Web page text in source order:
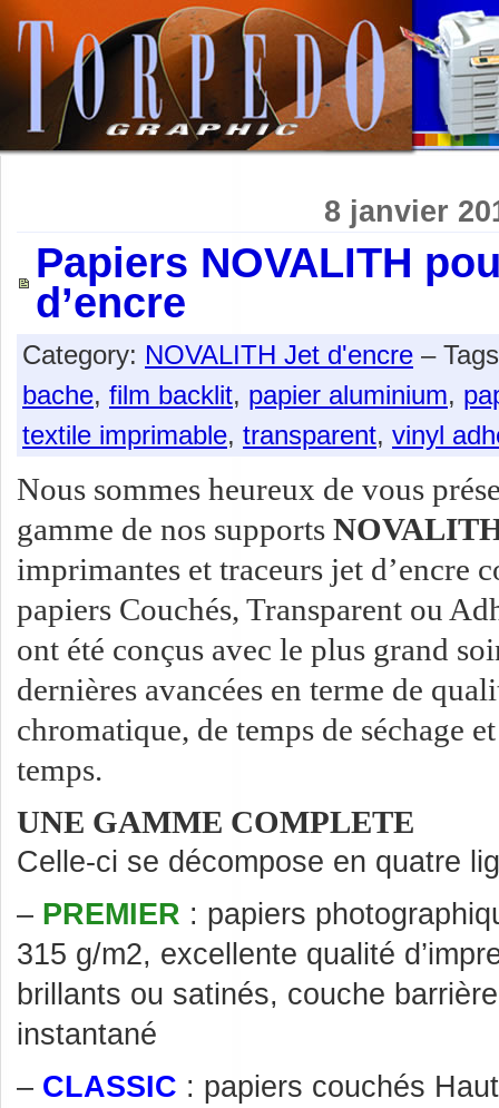
8 janvier
Papiers NOVALITH
d’encre
Category: NOVALITH Jet d'encre –
bache, film backlit, papier aluminium,
textile imprimable, transparent, vinyl
Nous sommes heureux de vous
gamme de nos supports
imprimantes et traceurs jet d’encre
papiers Couchés, Transparent ou
ont été conçus avec le plus grand
dernières avancées en terme de
chromatique, de temps de séchage
temps.
UNE GAMME COMPLETE
Celle-ci se décompose en quatre
– PREMIER : papiers
315 g/m2, excellente qualité
brillants ou satinés, couche
instantané
– CLASSIC : papiers couchés